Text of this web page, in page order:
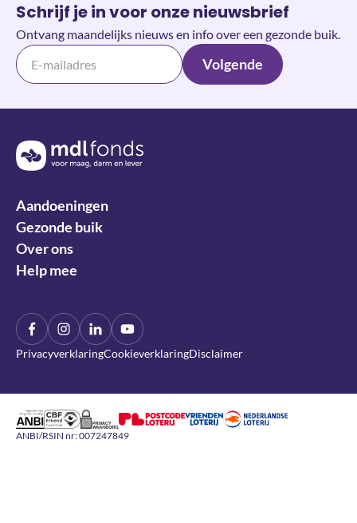
Schrijf je in voor onze nieuwsbrief
Ontvang maandelijks nieuws en info over een gezonde buik.
Volgende
Terug naar de homepage
Aandoeningen
Gezonde buik
Over ons
Help mee
PrivacyverklaringCookieverklaringDisclaimer
FacebookInstagram
LinkInYouTube
Algemeen Nut Beogende Instelling
CBF Erkend Goed Doel
DDMA Privacy Waarborg
ANBI/RSIN nr: 007247849
Nationale Postcode Loterij
Vrienden LoterijNederlandse Loterij